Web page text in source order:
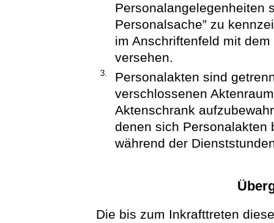
Personalangelegenheiten
Personalsache” zu
im Anschriftenfeld mit
versehen.
3.
Personalakten sind
verschlossenen
Aktenschrank
denen sich Personalakten
während der
Die bis zum Inkrafttreten